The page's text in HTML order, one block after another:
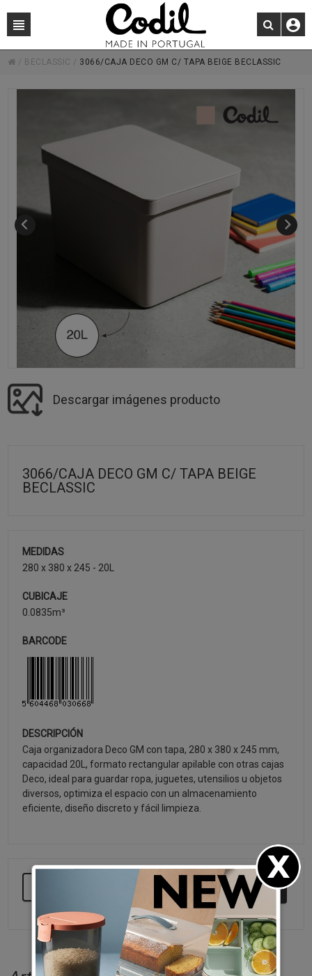
/ BECLASSIC / 3066/CAJA DECO GM C/ TAPA BEIGE BECLASSIC
Descargar imágenes producto
3066/CAJA DECO GM C/ TAPA BEIGE
BECLASSIC
MEDIDAS
280 x 380 x 245 - 20L
CUBICAJE
0.0835m³
BARCODE
DESCRIPCIÓN
Caja organizadora Deco GM con tapa, 280 x 380 x 245 mm,
capacidad 20L, formato rectangular apilable con otras cajas
Deco, ideal para guardar ropa, juguetes, utensilios u objetos
diversos, optimiza el espacio con un almacenamiento
eficiente, diseño discreto y fácil limpieza.
SEGUIR COMPRANDO